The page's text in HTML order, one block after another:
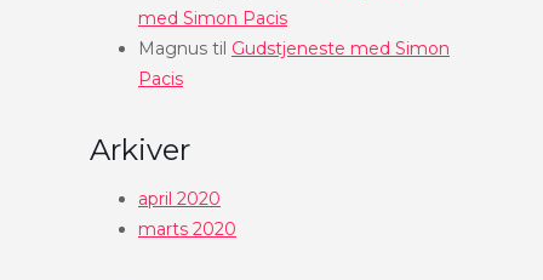
med Simon Pacis
Magnus til Gudstjeneste med Simon
Pacis
Arkiver
april 2020
marts 2020